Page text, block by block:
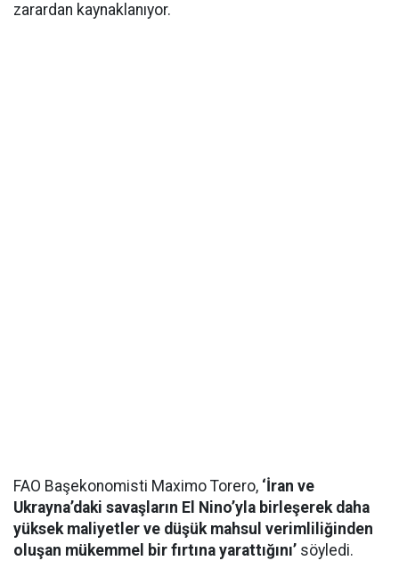
zarardan kaynaklanıyor.
FAO Başekonomisti Maximo Torero, ‘İran ve
Ukrayna’daki savaşların El Nino’yla birleşerek daha
yüksek maliyetler ve düşük mahsul verimliliğinden
oluşan mükemmel bir fırtına yarattığını’ söyledi.